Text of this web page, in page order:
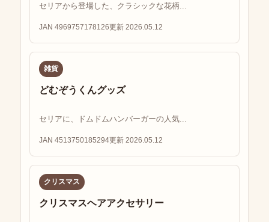
セリアから登場した、クラシックな花柄...
JAN 4969757178126更新 2026.05.12
雑貨
どむぞうくんグッズ
セリアに、ドムドムハンバーガーの人気...
JAN 4513750185294更新 2026.05.12
クリスマス
クリスマスヘアアクセサリー